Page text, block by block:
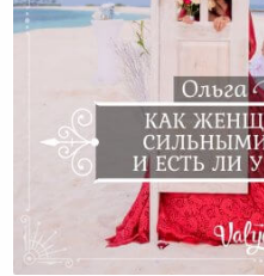
Как Женщины Стали
У Нас